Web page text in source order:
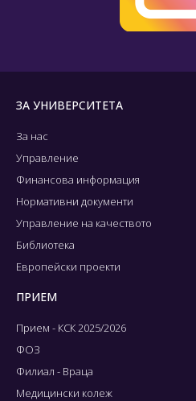
ЗА УНИВЕРСИТЕТА
За нас
Управление
Финансова информация
Нормативни документи
Управление на качеството
Библиотека
Европейски проекти
ПРИЕМ
Прием - КСК 2025/2026
ФОЗ
Филиал - Враца
Медицински колеж